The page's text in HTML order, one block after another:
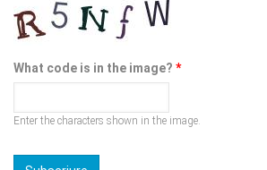
What code is in the image?
Enter the characters shown in the image.